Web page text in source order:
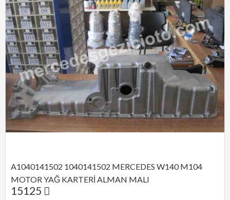
A1040141502 1040141502 MERCEDES W140 M104
MOTOR YAĞ KARTERİ ALMAN MALI
15125